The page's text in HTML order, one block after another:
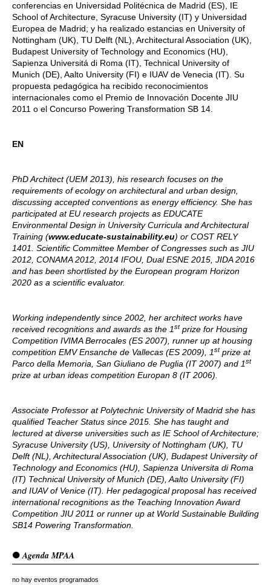
conferencias en Universidad Politécnica de Madrid (ES), IE
School of Architecture, Syracuse University (IT) y Universidad
Europea de Madrid; y ha realizado estancias en University of
Nottingham (UK), TU Delft (NL), Architectural Association (UK),
Budapest University of Technology and Economics (HU),
Sapienza Universitá di Roma (IT), Technical University of
Munich (DE), Aalto University (FI) e IUAV de Venecia (IT). Su
propuesta pedagógica ha recibido reconocimientos
internacionales como el Premio de Innovación Docente JIU
2011 o el Concurso Powering Transformation SB 14.
EN
PhD Architect (UEM 2013), his research focuses on the
requirements of ecology on architectural and urban design,
discussing accepted conventions as energy efficiency. She has
participated at EU research projects as EDUCATE
Environmental Design in University Curricula and Architectural
Training (www.educate-sustainability.eu) or COST RELY
1401. Scientific Committee Member of Congresses such as JIU
2012, CONAMA 2012, 2014 IFOU, Dual ESNE 2015, JIDA 2016
and has been shortlisted by the European program Horizon
2020 as a scientific evaluator.
Working independently since 2002, her architect works have
received recognitions and awards as the 1stprize for Housing
Competition IVIMA Berrocales (ES 2007), runner up at housing
competition EMV Ensanche de Vallecas (ES 2009), 1stprize at
Parco della Memoria, San Giuliano de Puglia (IT 2007) and 1st
prize at urban ideas competition Europan 8 (IT 2006).
Associate Professor at Polytechnic University of Madrid she has
qualified Teacher Status since 2015. She has taught and
lectured at diverse universities such as IE School of Architecture;
Syracuse University (US), University of Nottingham (UK), TU
Delft (NL), Architectural Association (UK), Budapest University of
Technology and Economics (HU), Sapienza Universita di Roma
(IT) Technical University of Munich (DE), Aalto University (FI)
and IUAV of Venice (IT). Her pedagogical proposal has received
international recognitions as the Teaching Innovation Award
Competition JIU 2011 or runner up at World Sustainable Building
SB14 Powering Transformation.
Agenda MPAA
no hay eventos programados